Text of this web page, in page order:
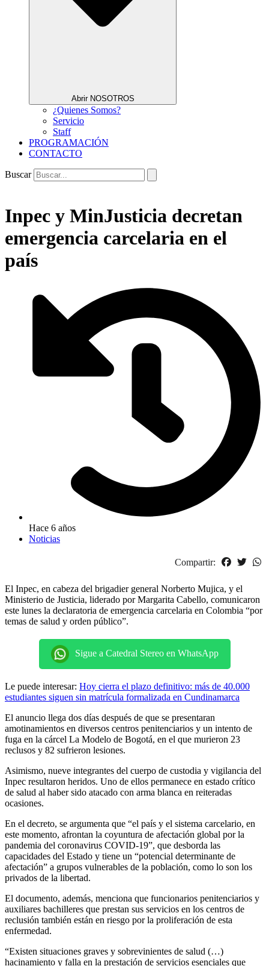
Abrir NOSOTROS
¿Quienes Somos?
Servicio
Staff
PROGRAMACIÓN
CONTACTO
Buscar
Inpec y MinJusticia decretan
emergencia carcelaria en el
país
Hace 6 años
Noticias
Compartir:
El Inpec, en cabeza del brigadier general Norberto Mujica, y el
Ministerio de Justicia, liderado por Margarita Cabello, comunicaron
este lunes la declaratoria de emergencia carcelaria en Colombia “por
temas de salud y orden público”.
Sigue a Catedral Stereo en WhatsApp
Le puede interesar: Hoy cierra el plazo definitivo: más de 40.000
estudiantes siguen sin matrícula formalizada en Cundinamarca
El anuncio llega dos días después de que se presentaran
amotinamientos en diversos centros penitenciarios y un intento de
fuga en la cárcel La Modelo de Bogotá, en el que murieron 23
reclusos y 82 sufrieron lesiones.
Asimismo, nueve integrantes del cuerpo de custodia y vigilancia del
Inpec resultaron heridos. Uno de ellos permanece en estado crítico
de salud al haber sido atacado con arma blanca en reiteradas
ocasiones.
En el decreto, se argumenta que “el país y el sistema carcelario, en
este momento, afrontan la coyuntura de afectación global por la
pandemia del coronavirus COVID-19”, que desborda las
capacidades del Estado y tiene un “potencial determinante de
afectación” a grupos vulnerables de la población, como lo son los
privados de la libertad.
El documento, además, menciona que funcionarios penitenciarios y
auxiliares bachilleres que prestan sus servicios en los centros de
reclusión también están en riesgo por la proliferación de esta
enfermedad.
“Existen situaciones graves y sobrevinientes de salud (…)
hacinamiento y falla en la prestación de servicios esenciales que